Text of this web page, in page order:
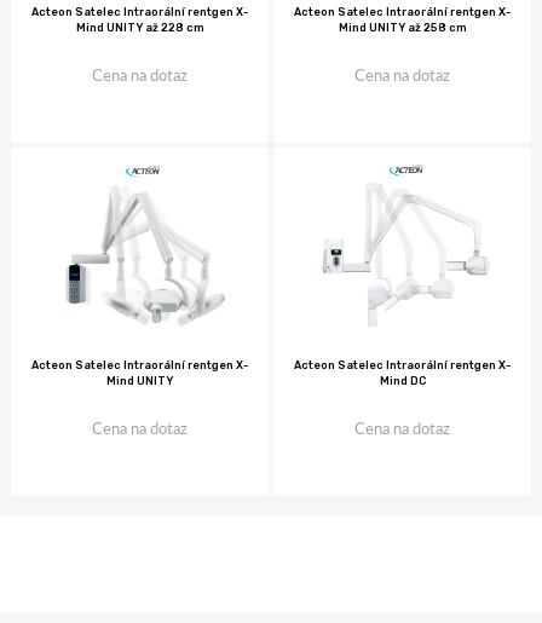
Acteon Satelec Intraorální rentgen X-
Mind UNITY až 228 cm
Cena na dotaz
Acteon Satelec Intraorální rentgen X-
Mind UNITY až 258 cm
Cena na dotaz
Acteon Satelec Intraorální rentgen X-
Mind UNITY
Cena na dotaz
Acteon Satelec Intraorální rentgen X-
Mind DC
Cena na dotaz